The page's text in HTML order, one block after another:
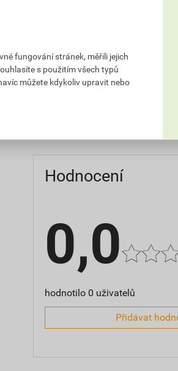
Počet bitů
Počet socketů
Hodnocení
0,0
hodnotilo 0 uživatelů
Přidávat
fungování stránek, měřili jejich
s použitím všech typů
můžete kdykoliv upravit nebo